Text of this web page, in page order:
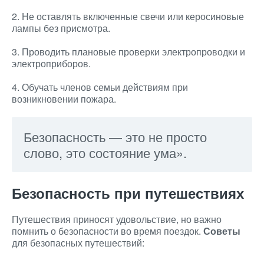
2. Не оставлять включенные свечи или керосиновые
лампы без присмотра.
3. Проводить плановые проверки электропроводки и
электроприборов.
4. Обучать членов семьи действиям при
возникновении пожара.
Безопасность — это не просто
слово, это состояние ума».
Безопасность при путешествиях
Путешествия приносят удовольствие, но важно
помнить о безопасности во время поездок. Советы
для безопасных путешествий: